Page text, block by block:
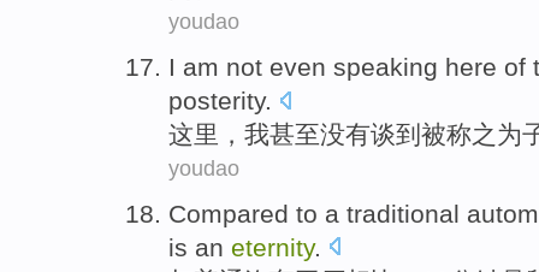
youdao
I am not even speaking here of
posterity.
这里 ， 我甚至没有谈到 被称之为
youdao
Compared to a traditional
is an eternity.